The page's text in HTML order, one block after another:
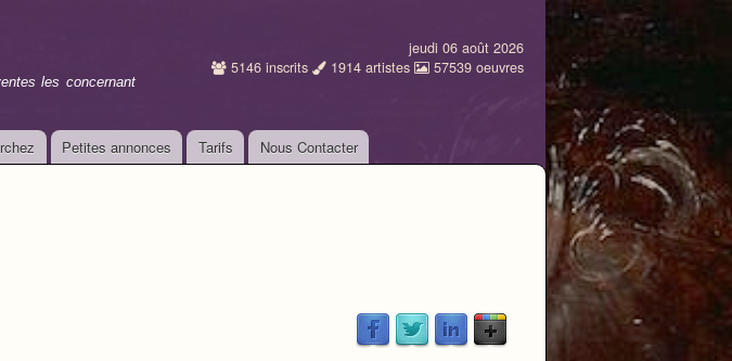
les concernant
jeudi 06 août 2026
5146 inscrits 1914 artistes 57539 oeuvres
Petites annonces Tarifs Nous Contacter